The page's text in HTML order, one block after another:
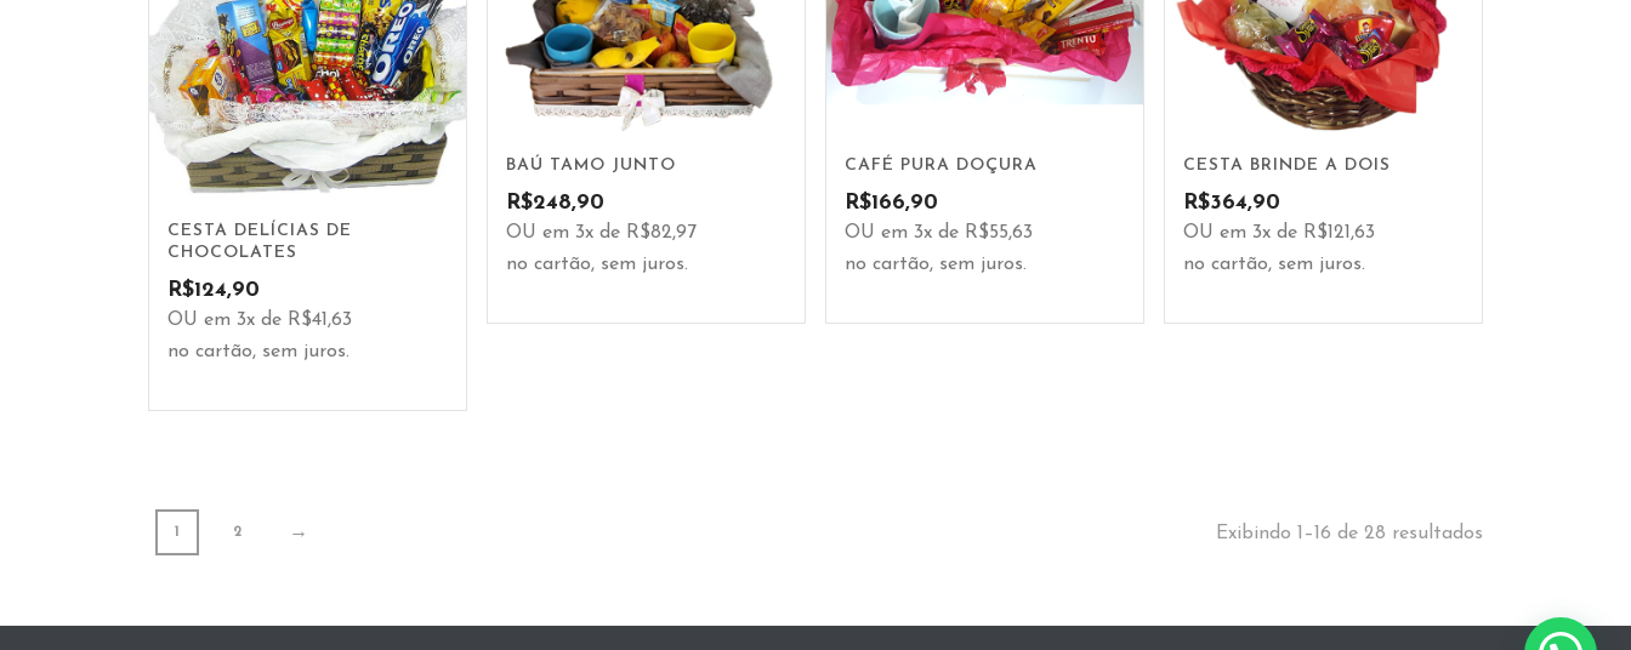
BAÚ TAMO JUNTO
R$248,90
OU em 3x de R$82,97
no cartão, sem juros.
CAFÉ PURA DOÇURA
R$166,90
OU em 3x de R$55,63
no cartão, sem juros.
CESTA BRINDE A DOIS
R$364,90
OU em 3x de R$121,63
no cartão, sem juros.
CESTA DELÍCIAS DE
CHOCOLATES
R$124,90
OU em 3x de R$41,63
no cartão, sem juros.
1 2 → Exibindo 1–16 de 28 resultados